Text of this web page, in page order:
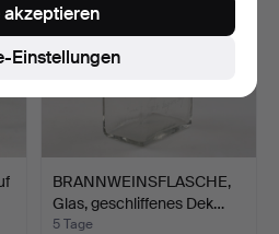
BRANNWEINSFLASCHE,
Glas, geschliffenes Dek…
5 Tage
Einstellungen
akzeptieren